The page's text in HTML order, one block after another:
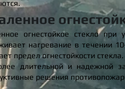
огнестойкое стекло
нагревание в течении
предел огнестойкости стекла.
длительной и надежной
решения